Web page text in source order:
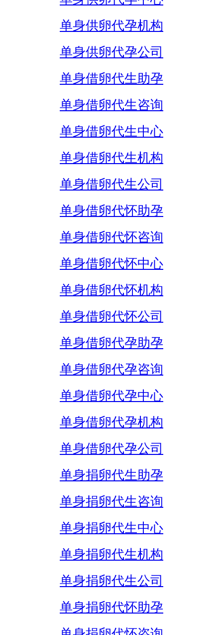
单身供卵代孕机构
单身供卵代孕公司
单身借卵代生助孕
单身借卵代生咨询
单身借卵代生中心
单身借卵代生机构
单身借卵代生公司
单身借卵代怀助孕
单身借卵代怀咨询
单身借卵代怀中心
单身借卵代怀机构
单身借卵代怀公司
单身借卵代孕助孕
单身借卵代孕咨询
单身借卵代孕中心
单身借卵代孕机构
单身借卵代孕公司
单身捐卵代生助孕
单身捐卵代生咨询
单身捐卵代生中心
单身捐卵代生机构
单身捐卵代生公司
单身捐卵代怀助孕